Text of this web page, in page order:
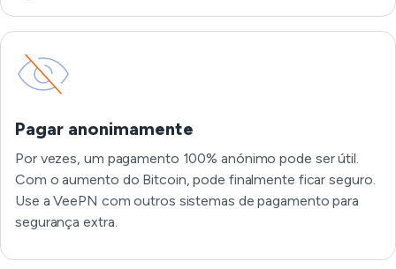
Pagar anonimamente
Por vezes, um pagamento 100% anónimo pode ser útil.
Com o aumento do Bitcoin, pode finalmente ficar seguro.
Use a VeePN com outros sistemas de pagamento para
segurança extra.